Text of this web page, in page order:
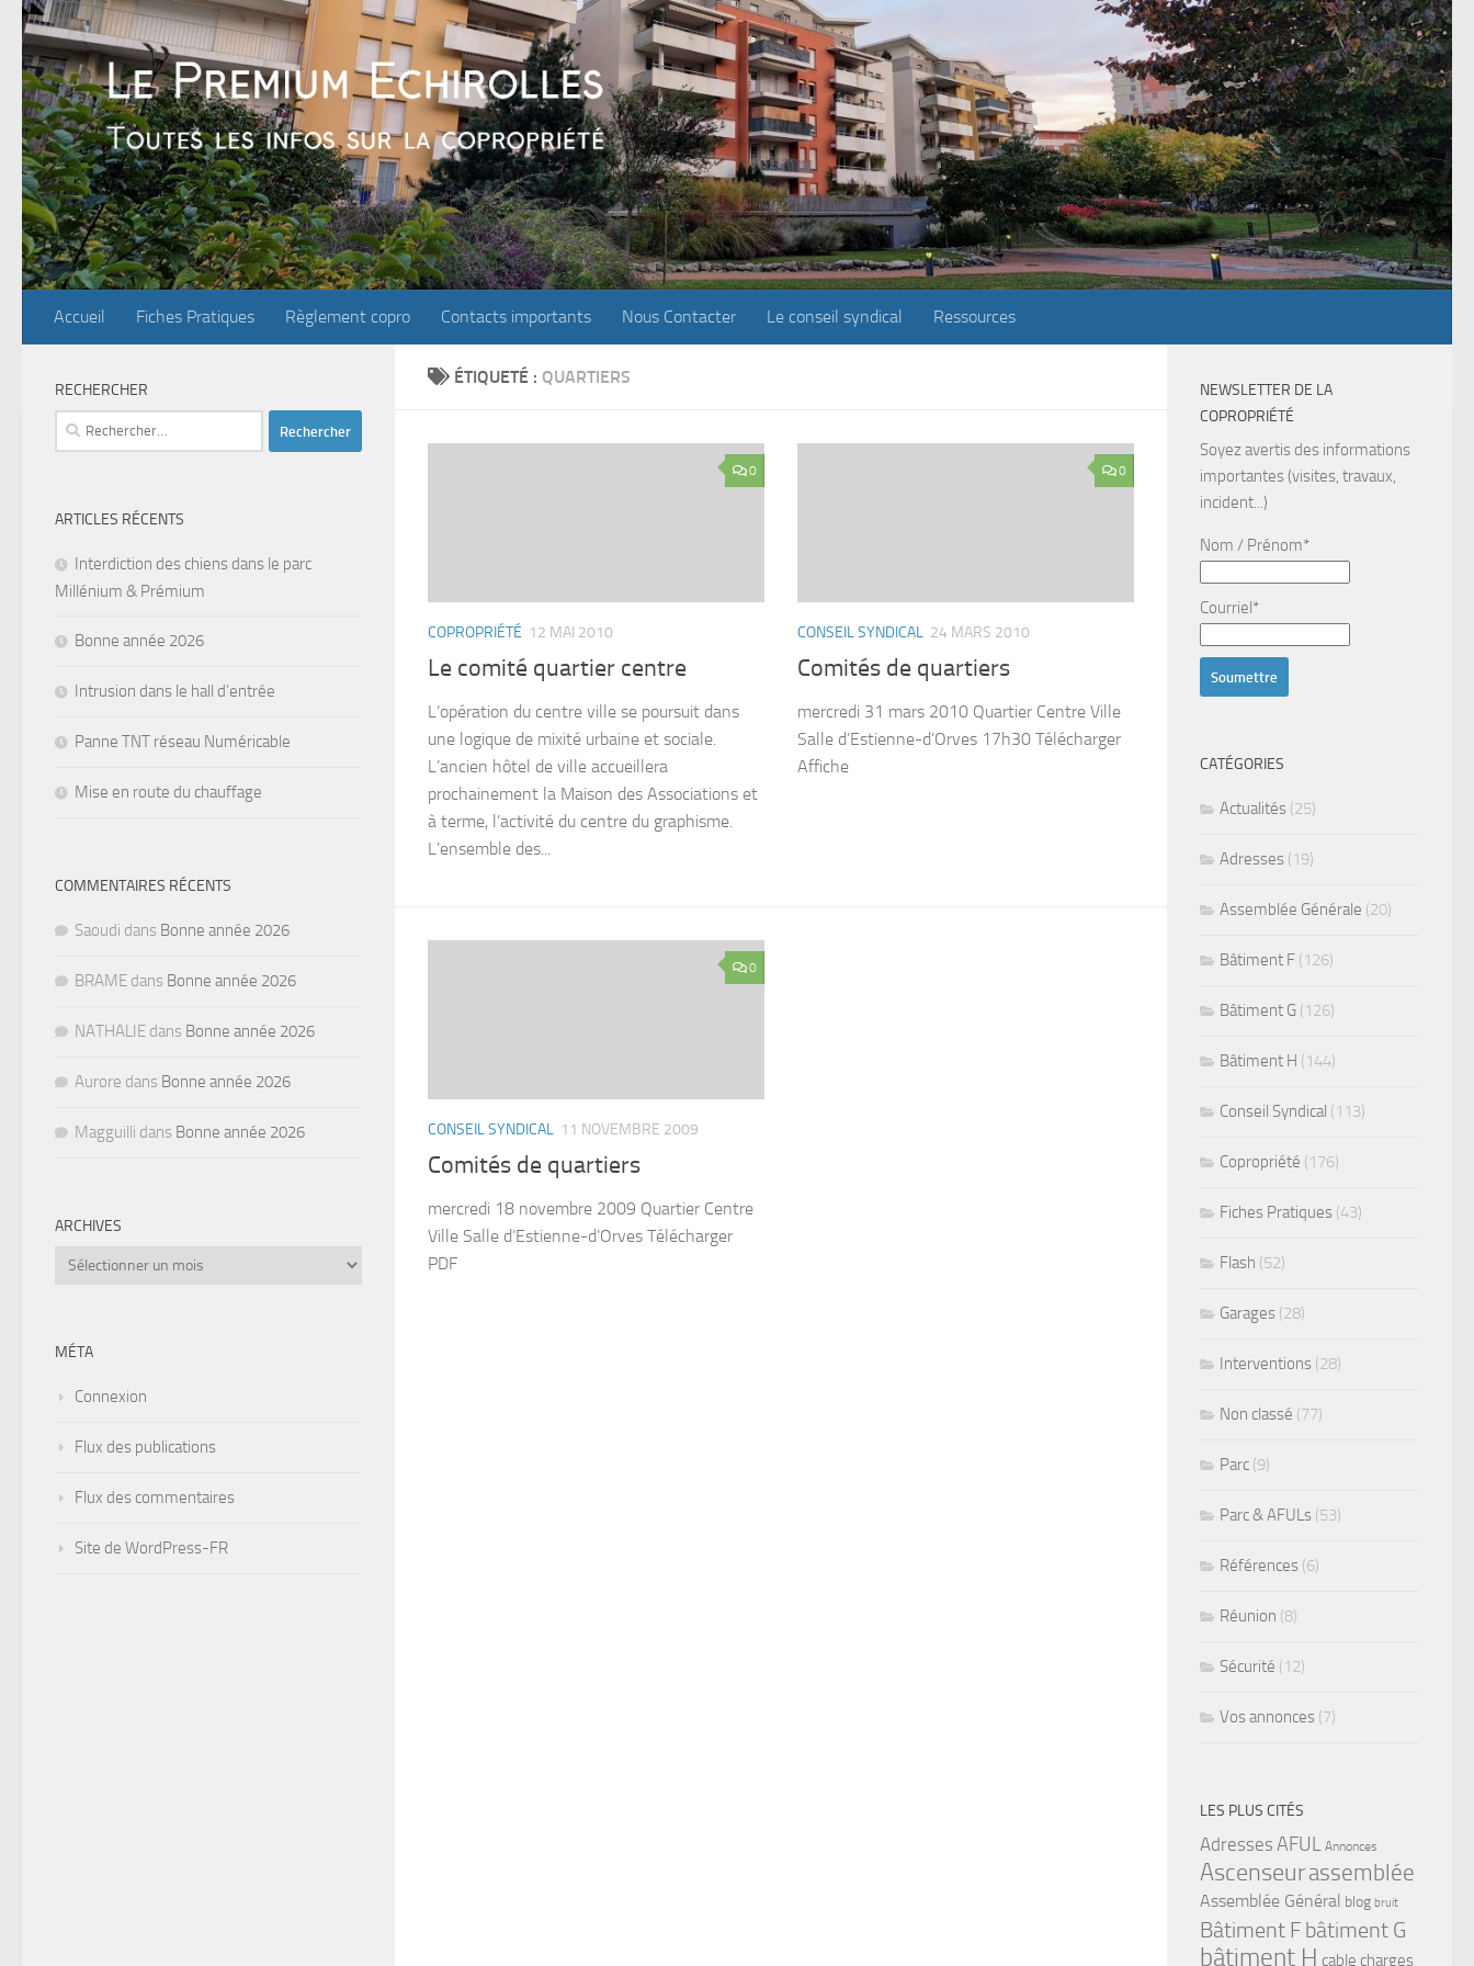
Skip to content
Accueil Fiches Pratiques Règlement copro Contacts importants Nous Contacter Le conseil syndical Ressources
ÉTIQUETÉ : QUARTIERS
0
COPROPRIÉTÉ 12 MAI 2010
Le comité quartier centre
L’opération du centre ville se poursuit dans
une logique de mixité urbaine et sociale.
L’ancien hôtel de ville accueillera
prochainement la Maison des Associations et
à terme, l’activité du centre du graphisme.
L’ensemble des...
0
CONSEIL SYNDICAL 24 MARS 2010
Comités de quartiers
mercredi 31 mars 2010 Quartier Centre Ville
Salle d’Estienne-d’Orves 17h30 Télécharger
Affiche
0
CONSEIL SYNDICAL 11 NOVEMBRE 2009
Comités de quartiers
mercredi 18 novembre 2009 Quartier Centre
Ville Salle d’Estienne-d’Orves Télécharger
PDF
RECHERCHER
Rechercher :
ARTICLES RÉCENTS
Interdiction des chiens dans le parc
Millénium & Prémium
Bonne année 2026
Intrusion dans le hall d’entrée
Panne TNT réseau Numéricable
Mise en route du chauffage
COMMENTAIRES RÉCENTS
Saoudi dans Bonne année 2026
BRAME dans Bonne année 2026
NATHALIE dans Bonne année 2026
Aurore dans Bonne année 2026
Magguilli dans Bonne année 2026
ARCHIVES
Archives
MÉTA
Connexion
Flux des publications
Flux des commentaires
Site de WordPress-FR
NEWSLETTER DE LA
COPROPRIÉTÉ
Soyez avertis des informations
importantes (visites, travaux,
incident...)
Nom / Prénom*
Courriel*
CATÉGORIES
Actualités (25)
Adresses (19)
Assemblée Générale (20)
Bâtiment F (126)
Bâtiment G (126)
Bâtiment H (144)
Conseil Syndical (113)
Copropriété (176)
Fiches Pratiques (43)
Flash (52)
Garages (28)
Interventions (28)
Non classé (77)
Parc (9)
Parc & AFULs (53)
Références (6)
Réunion (8)
Sécurité (12)
Vos annonces (7)
LES PLUS CITÉS
Adresses AFUL Annonces
Ascenseurassemblée
Assemblée Général blog bruit
Bâtiment F bâtiment G
bâtiment H cable charges